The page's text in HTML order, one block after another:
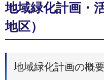
地域緑化計画・
地区）
地域緑化計画の概